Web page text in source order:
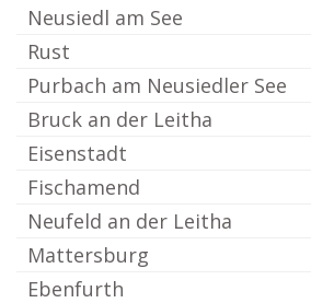
Neusiedl am See
Rust
Purbach am Neusiedler See
Bruck an der Leitha
Eisenstadt
Fischamend
Neufeld an der Leitha
Mattersburg
Ebenfurth